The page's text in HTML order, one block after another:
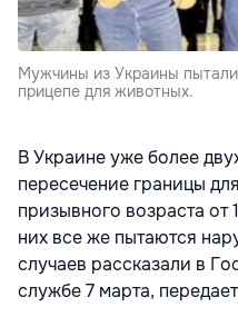
Мужчины из Украины
прицепе для животных.
В Украине уже более
пересечение границы
призывного возраста от
них все же пытаются
случаев рассказали в
службе 7 марта, передает